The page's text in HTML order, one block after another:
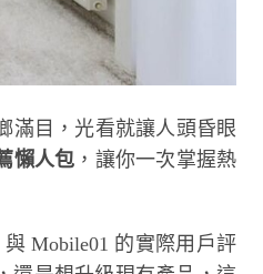
滿目，光看就讓人頭昏眼
懶人包 ，讓你一次掌握熱
Mobile01 的實際用戶評